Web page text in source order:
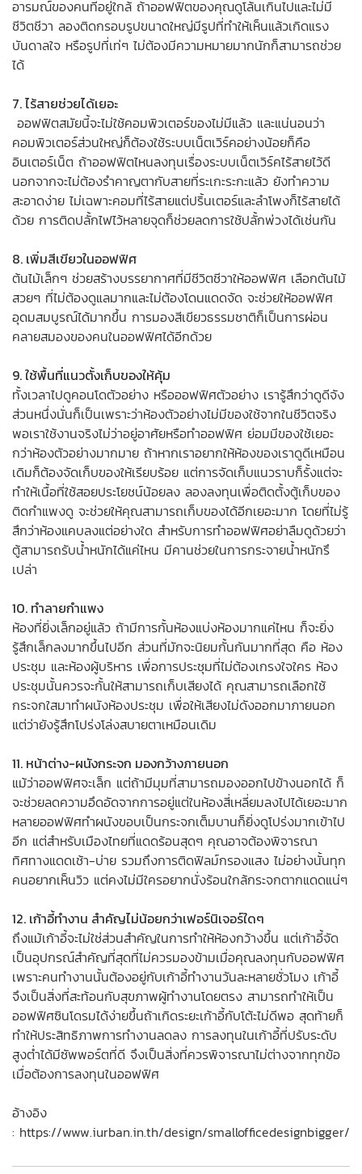
อารมณ์ของคนที่อยู่ใกล้ ถ้าออฟฟิตของคุณดูโล้นเกินไปและไม่มี
ชีวิตชีวา ลองติดกรอบรูปขนาดใหญ่มีรูปที่ทำให้เห็นแล้วเกิดแรง
บันดาลใจ หรือรูปที่เท่ๆ ไม่ต้องมีความหมายมากนักก็สามารถช่วย
ได้
7. ไร้สายช่วยได้เยอะ
ออฟฟิตสมัยนี้จะไม่ใช้คอมพิวเตอร์ของไม่มีแล้ว และแน่นอนว่า
คอมพิวเตอร์ส่วนใหญ่ก็ต้องใช้ระบบเน็ตเวิร์คอย่างน้อยก็คือ
อินเตอร์เน็ต ถ้าออฟฟิตไหนลงทุนเรื่องระบบเน็ตเวิร์คไร้สายไว้ดี
นอกจากจะไม่ต้องรำคาญตากับสายที่ระเกะระกะแล้ว ยังทำความ
สะอาดง่าย ไม่เฉพาะคอมที่ไร้สายแต่ปริ้นเตอร์และลำโพงก็ไร้สายได้
ด้วย การติดปลั้กไฟไว้หลายจุดก็ช่วยลดการใช้ปลั้กพ่วงได้เช่นกัน
8. เพิ่มสีเขียวในออฟฟิศ
ต้นไม้เล็กๆ ช่วยสร้างบรรยากาศที่มีชีวิตชีวาให้ออฟฟิศ เลือกต้นไม้
สวยๆ ที่ไม่ต้องดูแลมากและไม่ต้องโดนแดดจัด จะช่วยให้ออฟฟิศ
อุดมสมบูรณ์ได้มากขึ้น การมองสีเขียวธรรมชาติก็เป็นการผ่อน
คลายสมองของคนในออฟฟิศได้อีกด้วย
9. ใช้พื้นที่แนวตั้งเก็บของให้คุ้ม
ทั้งเวลาไปดูคอนโดตัวอย่าง หรือออฟฟิศตัวอย่าง เรารู้สึกว่าดูดีจัง
ส่วนหนึ่งนั่นก็เป็นเพราะว่าห้องตัวอย่างไม่มีของใช้จากในชีวิตจริง
พอเราใช้งานจริงไม่ว่าอยู่อาศัยหรือทำออฟฟิศ ย่อมมีของใช้เยอะ
กว่าห้องตัวอย่างมากมาย ถ้าหากเราอยากให้ห้องของเราดูดีเหมือน
เดิมก็ต้องจัดเก็บของให้เรียบร้อย แต่การจัดเก็บแนวราบก็รั้งแต่จะ
ทำให้เนื้อที่ใช้สอยประโยชน์น้อยลง ลองลงทุนเพื่อติดตั้งตู้เก็บของ
ติดกำแพงดู จะช่วยให้คุณสามารถเก็บของได้อีกเยอะมาก โดยที่ไม่รู้
สึกว่าห้องแคบลงแต่อย่างใด สำหรับการทำออฟฟิศอย่าลืมดูด้วยว่า
ตู้สามารถรับน้ำหนักได้แค่ไหน มีคานช่วยในการกระจายน้ำหนักรึ
เปล่า
10. ทำลายกำแพง
ห้องที่ยิ่งเล็กอยู่แล้ว ถ้ามีการกั้นห้องแบ่งห้องมากแค่ไหน ก็จะยิ่ง
รู้สึกเล็กลงมากขึ้นไปอีก ส่วนที่มักจะนิยมกั้นกันมากที่สุด คือ ห้อง
ประชุม และห้องผู้บริหาร เพื่อการประชุมที่ไม่ต้องเกรงใจใคร ห้อง
ประชุมนั้นควรจะกั้นให้สามารถเก็บเสียงได้ คุณสามารถเลือกใช้
กระจกใสมาทำผนังห้องประชุม เพื่อให้เสียงไม่ดังออกมาภายนอก
แต่ว่ายังรู้สึกโปร่งโล่งสบายตาเหมือนเดิม
11. หน้าต่าง-ผนังกระจก มองกว้างภายนอก
แม้ว่าออฟฟิศจะเล็ก แต่ถ้ามีมุมที่สามารถมองออกไปข้างนอกได้ ก็
จะช่วยลดความอึดอัดจากการอยู่แต่ในห้องสี่เหลี่ยมลงไปได้เยอะมาก
หลายออฟฟิศทำผนังขอบเป็นกระจกเต็มบานก็ยิ่งดูโปร่งมากเข้าไป
อีก แต่สำหรับเมืองไทยที่แดดร้อนสุดๆ คุณอาจต้องพิจารณา
ทิศทางแดดเช้า-บ่าย รวมถึงการติดฟิลม์กรองแสง ไม่อย่างนั้นทุก
คนอยากเห็นวิว แต่คงไม่มีใครอยากนั่งร้อนใกล้กระจกตากแดดแน่ๆ
12. เก้าอี้ทำงาน สำคัญไม่น้อยกว่าเฟอร์นิเจอร์ใดๆ
ถึงแม้เก้าอี้จะไม่ใช่ส่วนสำคัญในการทำให้ห้องกว้างขึ้น แต่เก้าอี้จัด
เป็นอุปกรณ์สำคัญที่สุดที่ไม่ควรมองข้ามเมื่อคุณลงทุนกับออฟฟิศ
เพราะคนทำงานนั้นต้องอยู่กับเก้าอี้ทำงานวันละหลายชั่วโมง เก้าอี้
จึงเป็นสิ่งที่สะท้อนกับสุขภาพผู้ทำงานโดยตรง สามารถทำให้เป็น
ออฟฟิศซินโดรมได้ง่ายขึ้นถ้าเกิดระยะเก้าอี้กับโต้ะไม่ดีพอ สุดท้ายก็
ทำให้ประสิทธิภาพการทำงานลดลง การลงทุนในเก้าอี้ที่ปรับระดับ
สูงต่ำได้มีซัพพอร์ตที่ดี จึงเป็นสิ่งที่ควรพิจารณาไม่ต่างจากทุกข้อ
เมื่อต้องการลงทุนในออฟฟิศ
อ้างอิง
: https://www.iurban.in.th/design/smallofficedesignbigger/